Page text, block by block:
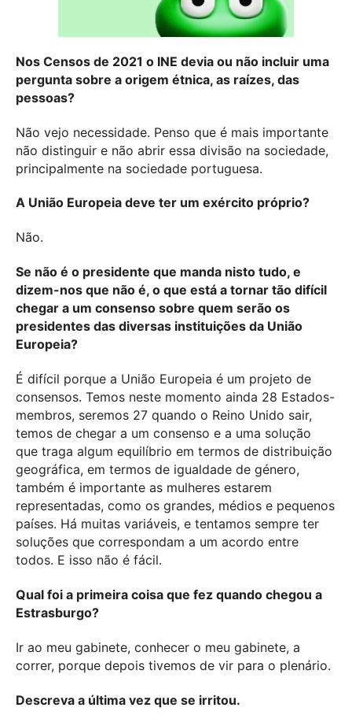
Nos Censos de 2021 o INE devia ou não incluir uma
pergunta sobre a origem étnica, as raízes, das
pessoas?
Não vejo necessidade. Penso que é mais importante
não distinguir e não abrir essa divisão na sociedade,
principalmente na sociedade portuguesa.
A União Europeia deve ter um exército próprio?
Não.
Se não é o presidente que manda nisto tudo, e
dizem-nos que não é, o que está a tornar tão difícil
chegar a um consenso sobre quem serão os
presidentes das diversas instituições da União
Europeia?
É difícil porque a União Europeia é um projeto de
consensos. Temos neste momento ainda 28 Estados-
membros, seremos 27 quando o Reino Unido sair,
temos de chegar a um consenso e a uma solução
que traga algum equilíbrio em termos de distribuição
geográfica, em termos de igualdade de género,
também é importante as mulheres estarem
representadas, como os grandes, médios e pequenos
países. Há muitas variáveis, e tentamos sempre ter
soluções que correspondam a um acordo entre
todos. E isso não é fácil.
Qual foi a primeira coisa que fez quando chegou a
Estrasburgo?
Ir ao meu gabinete, conhecer o meu gabinete, a
correr, porque depois tivemos de vir para o plenário.
Descreva a última vez que se irritou.